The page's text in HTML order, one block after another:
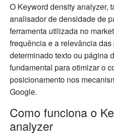
O Keyword density analyzer,
analisador de densidade de
ferramenta utilizada no
frequência e a relevância
determinado texto ou página
fundamental para otimizar o
posicionamento nos
Google.
Como funciona o
analyzer